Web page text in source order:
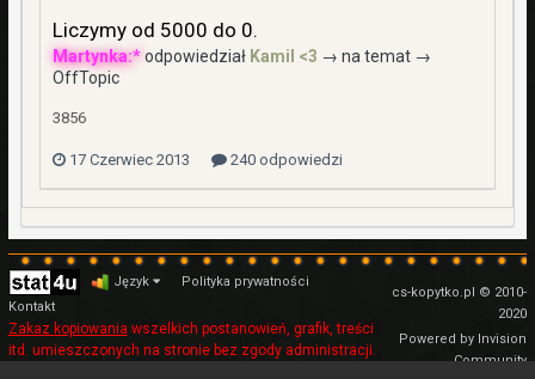
Liczymy od 5000 do 0.
Martynka:*odpowiedział Kamil <3 → na temat →
OffTopic
3856
17 Czerwiec 2013 240 odpowiedzi
Język
Polityka prywatności
Kontakt
Zakaz kopiowania wszelkich postanowień, grafik, treści
itd. umieszczonych na stronie bez zgody administracji.
cs-kopytko.pl © 2010-
2020
Powered by Invision
Community